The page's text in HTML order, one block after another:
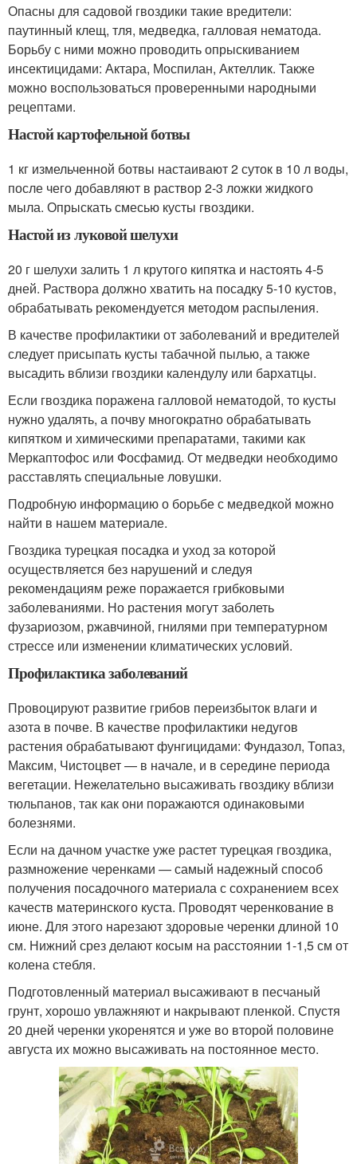
Опасны для садовой гвоздики такие вредители:
паутинный клещ, тля, медведка, галловая нематода.
Борьбу с ними можно проводить опрыскиванием
инсектицидами: Актара, Моспилан, Актеллик. Также
можно воспользоваться проверенными народными
рецептами.
Настой картофельной ботвы
1 кг измельченной ботвы настаивают 2 суток в 10 л воды,
после чего добавляют в раствор 2-3 ложки жидкого
мыла. Опрыскать смесью кусты гвоздики.
Настой из луковой шелухи
20 г шелухи залить 1 л крутого кипятка и настоять 4-5
дней. Раствора должно хватить на посадку 5-10 кустов,
обрабатывать рекомендуется методом распыления.
В качестве профилактики от заболеваний и вредителей
следует присыпать кусты табачной пылью, а также
высадить вблизи гвоздики календулу или бархатцы.
Если гвоздика поражена галловой нематодой, то кусты
нужно удалять, а почву многократно обрабатывать
кипятком и химическими препаратами, такими как
Меркаптофос или Фосфамид. От медведки необходимо
расставлять специальные ловушки.
Подробную информацию о борьбе с медведкой можно
найти в нашем материале.
Гвоздика турецкая посадка и уход за которой
осуществляется без нарушений и следуя
рекомендациям реже поражается грибковыми
заболеваниями. Но растения могут заболеть
фузариозом, ржавчиной, гнилями при температурном
стрессе или изменении климатических условий.
Профилактика заболеваний
Провоцируют развитие грибов переизбыток влаги и
азота в почве. В качестве профилактики недугов
растения обрабатывают фунгицидами: Фундазол, Топаз,
Максим, Чистоцвет — в начале, и в середине периода
вегетации. Нежелательно высаживать гвоздику вблизи
тюльпанов, так как они поражаются одинаковыми
болезнями.
Если на дачном участке уже растет турецкая гвоздика,
размножение черенками — самый надежный способ
получения посадочного материала с сохранением всех
качеств материнского куста. Проводят черенкование в
июне. Для этого нарезают здоровые черенки длиной 10
см. Нижний срез делают косым на расстоянии 1-1,5 см от
колена стебля.
Подготовленный материал высаживают в песчаный
грунт, хорошо увлажняют и накрывают пленкой. Спустя
20 дней черенки укоренятся и уже во второй половине
августа их можно высаживать на постоянное место.